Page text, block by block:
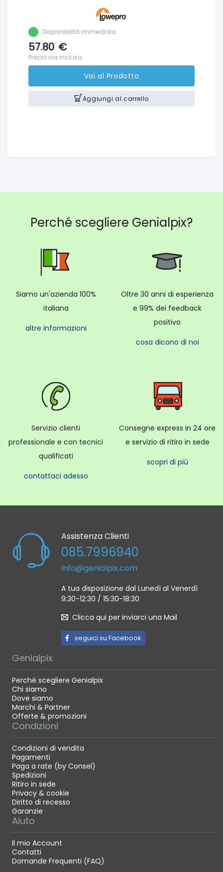
Disponibilità immediata
57.80 €
Prezzo iva inclusa
Vai al Prodotto
Aggiungi al carrello
Perché scegliere Genialpix?
Siamo un'azienda 100%
italiana
altre informazioni
Oltre 30 anni di esperienza
e 99% dei feedback
positivo
cosa dicono di noi
Servizio clienti
professionale e con tecnici
qualificati
contattaci adesso
Consegne express in 24 ore
e servizio di ritiro in sede
scopri di più
Assistenza Clienti
085.7996940
info@genialpix.com
A tua disposizione dal Lunedì al Venerdì
9:30-12:30 / 15:30-18:30
Clicca qui per inviarci una Mail
seguici su Facebook
Genialpix
Perché scegliere Genialpix
Chi siamo
Dove siamo
Marchi & Partner
Offerte & promozioni
Condizioni
Condizioni di vendita
Pagamenti
Paga a rate (by Consel)
Spedizioni
Ritiro in sede
Privacy & cookie
Diritto di recesso
Garanzie
Aiuto
Il mio Account
Contatti
Domande Frequenti (FAQ)